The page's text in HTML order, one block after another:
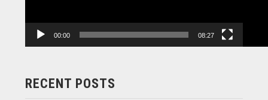
00:00 08:27
RECENT POSTS